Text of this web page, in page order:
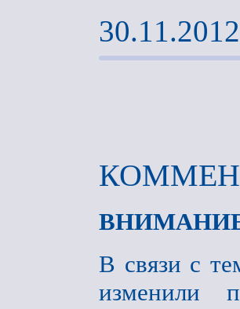
В связи с
изменили